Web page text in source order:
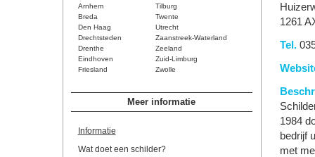
Arnhem
Tilburg
Breda
Twente
Den Haag
Utrecht
Drechtsteden
Zaanstreek-Waterland
Drenthe
Zeeland
Eindhoven
Zuid-Limburg
Friesland
Zwolle
Meer informatie
Informatie
Wat doet een schilder?
1261
Tel.
1984
bedrijf
met